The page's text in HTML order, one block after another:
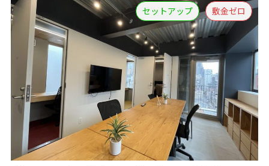
セットアップ 敷金ゼロ